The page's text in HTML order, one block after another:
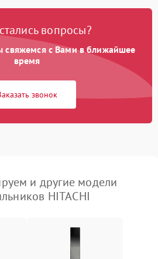
вопросы?
свяжемся с Вами в ближайшее
время
звонок
и другие модели
HITACHI